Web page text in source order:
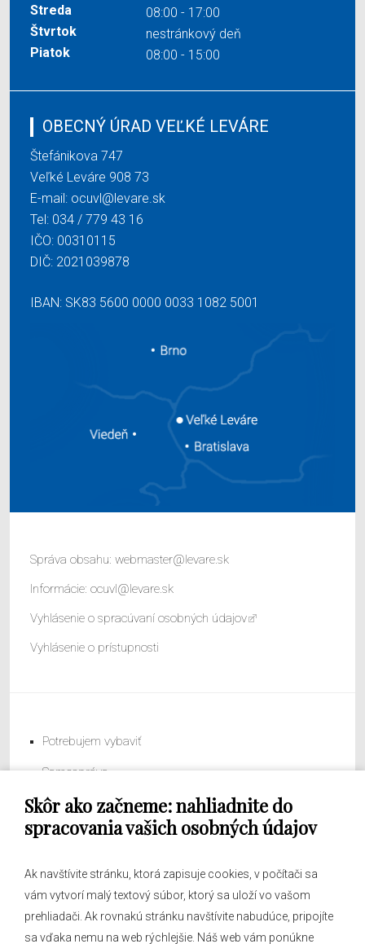
Skôr ako začneme: nahliadnite do
spracovania vašich osobných údajov
Ak navštívite stránku, ktorá zapisuje cookies, v počítači sa
vám vytvorí malý textový súbor, ktorý sa uloží vo vašom
prehliadači. Ak rovnakú stránku navštívite nabudúce, pripojíte
sa vďaka nemu na web rýchlejšie. Náš web vám ponúkne
Streda
08:00 - 17:00
Štvrtok
nestránkový deň
Piatok
08:00 - 15:00
OBECNÝ ÚRAD VEĽKÉ LEVÁRE
Štefánikova 747
Veľké Leváre 908 73
E-mail: ocuvl@levare.sk
Tel: 034 / 779 43 16
IČO: 00310115
DIČ: 2021039878
IBAN: SK83 5600 0000 0033 1082 5001
Správa obsahu: webmaster@levare.sk
Informácie: ocuvl@levare.sk
Vyhlásenie o spracúvaní osobných údajov
Vyhlásenie o prístupnosti
Potrebujem vybaviť
Samospráva
Obecný úrad
O obci